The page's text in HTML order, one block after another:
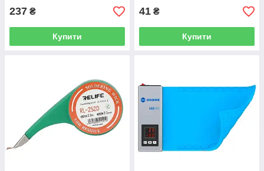
237 ₴
Купити
41 ₴
Купити